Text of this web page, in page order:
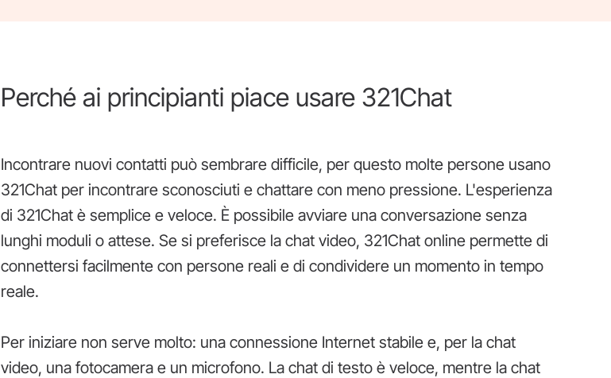
Perché ai principianti piace usare 321Chat
Incontrare nuovi contatti può sembrare difficile, per questo molte persone usano
321Chat per incontrare sconosciuti e chattare con meno pressione. L'esperienza
di 321Chat è semplice e veloce. È possibile avviare una conversazione senza
lunghi moduli o attese. Se si preferisce la chat video, 321Chat online permette di
connettersi facilmente con persone reali e di condividere un momento in tempo
reale.
Per iniziare non serve molto: una connessione Internet stabile e, per la chat
video, una fotocamera e un microfono. La chat di testo è veloce, mentre la chat